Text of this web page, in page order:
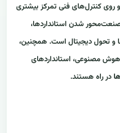
و روی کنترل‌های فنی تمرکز بیشتری
شدن استانداردها،
تحول دیجیتال است. همچنین،
هوش مصنوعی، استانداردهای
در راه هستند.